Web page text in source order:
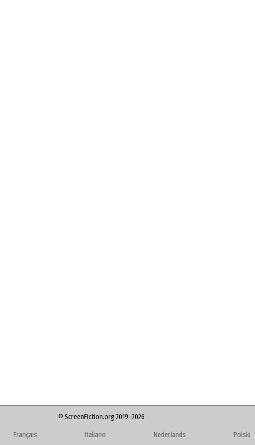
© ScreenFiction.org 2019–2026
Français Italiano Nederlands Polski